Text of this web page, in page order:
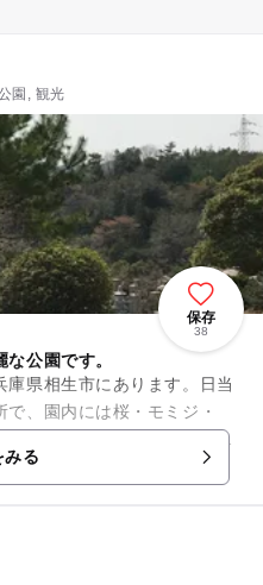
園, 観光
保存
38
公園です。
県相生市にあります。日当
、園内には桜・モミジ・
いった様々な花木が植えら
みる